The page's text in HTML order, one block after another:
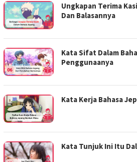
Ungkapan Terima
Dan Balasannya
Kata Sifat Dalam
Penggunaanya
Kata Kerja Bahasa
Kata Tunjuk Ini Itu